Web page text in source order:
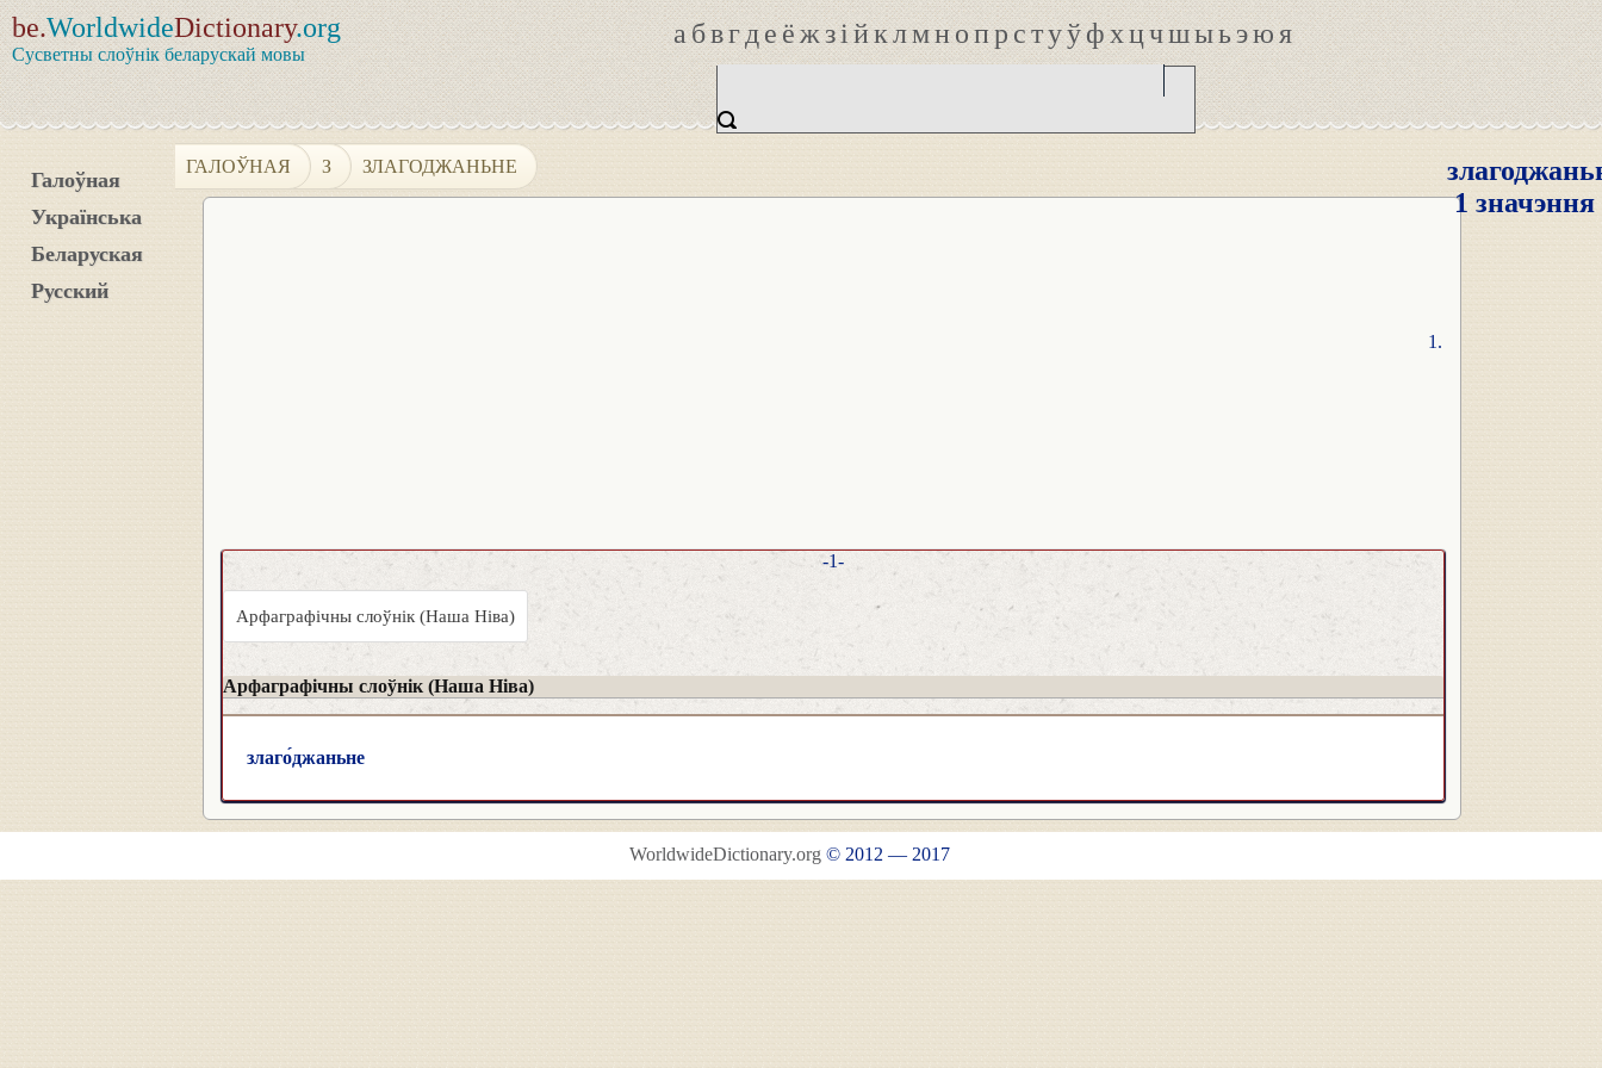
be.WorldwideDictionary.org
Сусветны слоўнік беларускай мовы
абвгдеёжзійклмнопрстуўфхцчшыьэюя
Галоўная
Українська
Беларуская
Русский
ГАЛОЎНАЯ З ЗЛАГОДЖАНЬНЕ
1 значэння
-1-
Арфаграфічны слоўнік (Наша Ніва)
Арфаграфічны слоўнік (Наша Ніва)
злаго́джаньне
WorldwideDictionary.org© 2012 — 2017